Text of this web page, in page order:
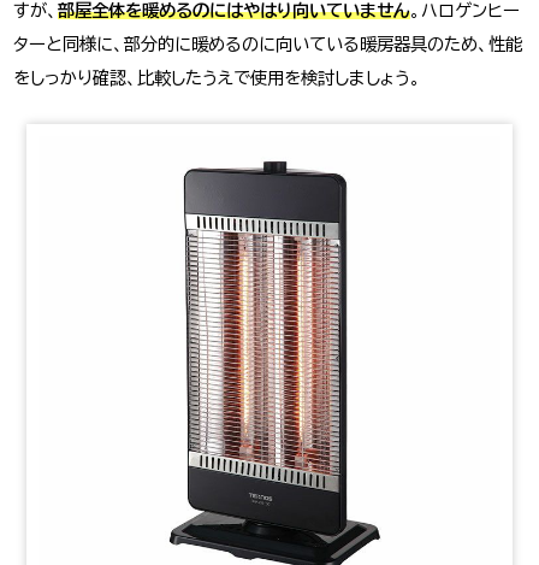
すが、部屋全体を暖めるのにはやはり向いていません。ハロゲンヒー
ターと同様に、部分的に暖めるのに向いている暖房器具のため、性能
をしっかり確認、比較したうえで使用を検討しましょう。